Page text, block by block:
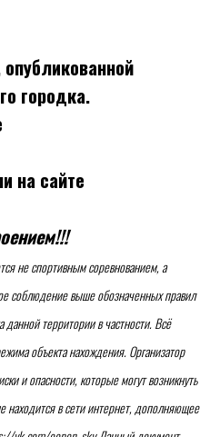
городка.
на сайте
не спортивным соревнованием, а
соблюдение выше обозначенных правил
территории в частности. Всё
объекта нахождения. Организатор
и опасности, которые могут возникнуть
находится в сети интернет, дополняющее